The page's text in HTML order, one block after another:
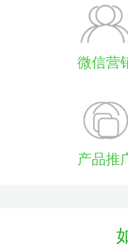
微信营
产品推